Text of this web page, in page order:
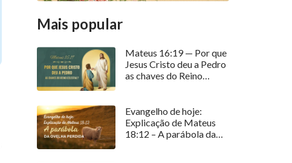
Mais popular
Mateus 16:19 — Por que
Jesus Cristo deu a Pedro
as chaves do Reino
Evangelho de hoje:
Explicação de Mateus
18:12 – A parábola da